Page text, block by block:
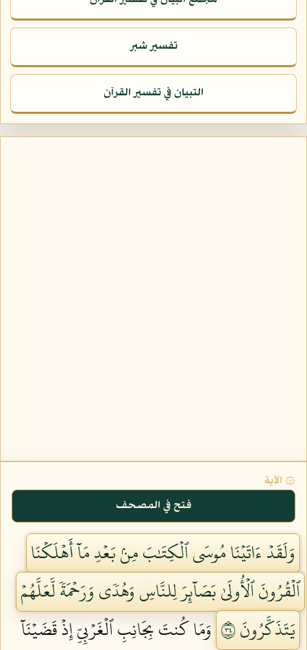
تفسير شبر
التبيان في تفسير القرآن
۞ الآية
فتح في المصحف
وَلَقَدۡ ءَاتَيۡنَا مُوسَى ٱلۡكِتَٰبَ مِنۢ بَعۡدِ مَآ أَهۡلَكۡنَا
ٱلۡقُرُونَ ٱلۡأُولَىٰ بَصَآئِرَ لِلنَّاسِ وَهُدٗى وَرَحۡمَةٗ لَّعَلَّهُمۡ
يَتَذَكَّرُونَ ٤٣
وَمَا كُنتَ بِجَانِبِ ٱلۡغَرۡبِيِّ إِذۡ قَضَيۡنَآ